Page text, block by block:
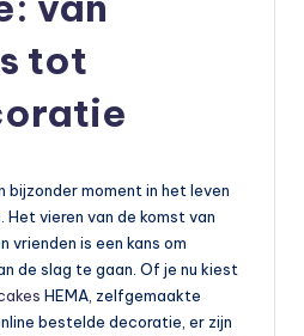
tot
bijzonder moment in het leven
vieren van de komst van
vrienden is een kans om
de slag te gaan. Of je nu kiest
HEMA, zelfgemaakte
bestelde decoratie, er zijn